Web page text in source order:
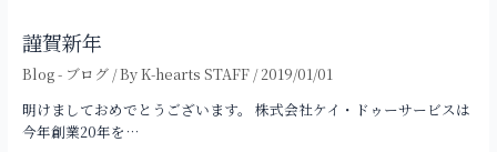
謹賀新年
Blog - ブログ/ ByK-hearts STAFF /2019/01/01
明けましておめでとうございます。 株式会社ケイ・ドゥーサービスは
今年創業20年を…